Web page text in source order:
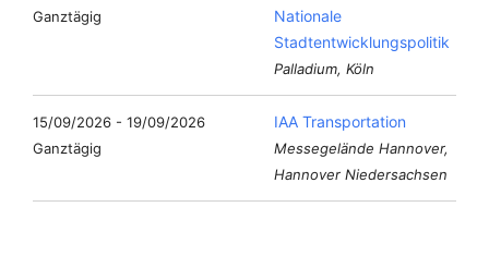
Ganztägig
Nationale
Stadtentwicklungspolitik
Palladium, Köln
15/09/2026 - 19/09/2026
Ganztägig
IAA Transportation
Messegelände Hannover,
Hannover Niedersachsen